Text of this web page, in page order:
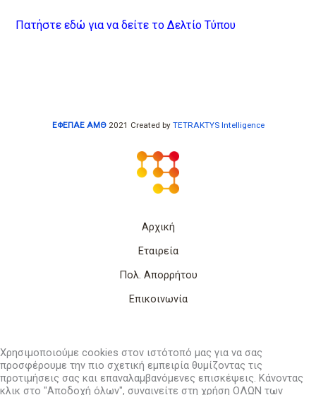
Πατήστε εδώ για να δείτε το Δελτίο Τύπου
ΕΦΕΠΑΕ ΑΜΘ 2021 Created by TETRAKTYS Intelligence
Αρχική
Εταιρεία
Πολ. Απορρήτου
Επικοινωνία
Χρησιμοποιούμε cookies στον ιστότοπό μας για να σας
προσφέρουμε την πιο σχετική εμπειρία θυμίζοντας τις
προτιμήσεις σας και επαναλαμβανόμενες επισκέψεις. Κάνοντας
κλικ στο "Αποδοχή όλων", συναινείτε στη χρήση ΟΛΩΝ των